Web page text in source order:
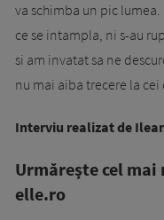
va schimba un pic
ce se intampla, ni s-au
si am invatat sa ne
nu mai aiba trecere la cei
Interviu realizat de
Urmăreşte cel mai
elle.ro